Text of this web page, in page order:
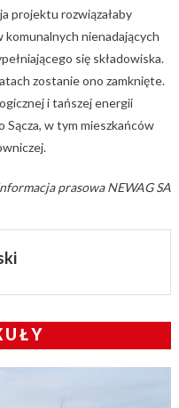
projektu rozwiązałaby
nienadających
się składowiska.
zostanie ono zamknięte.
i tańszej energii
w tym mieszkańców
prasowa NEWAG SA